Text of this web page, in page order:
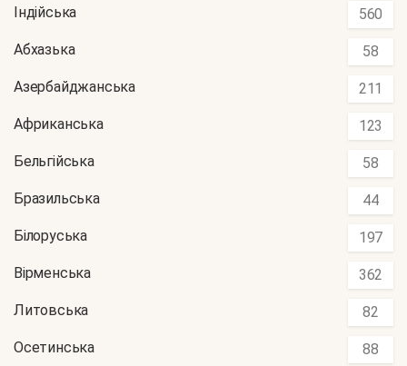
Індійська 560
Абхазька 58
Азербайджанська 211
Африканська 123
Бельгійська 58
Бразильська 44
Білоруська 197
Вірменська 362
Литовська 82
Осетинська 88